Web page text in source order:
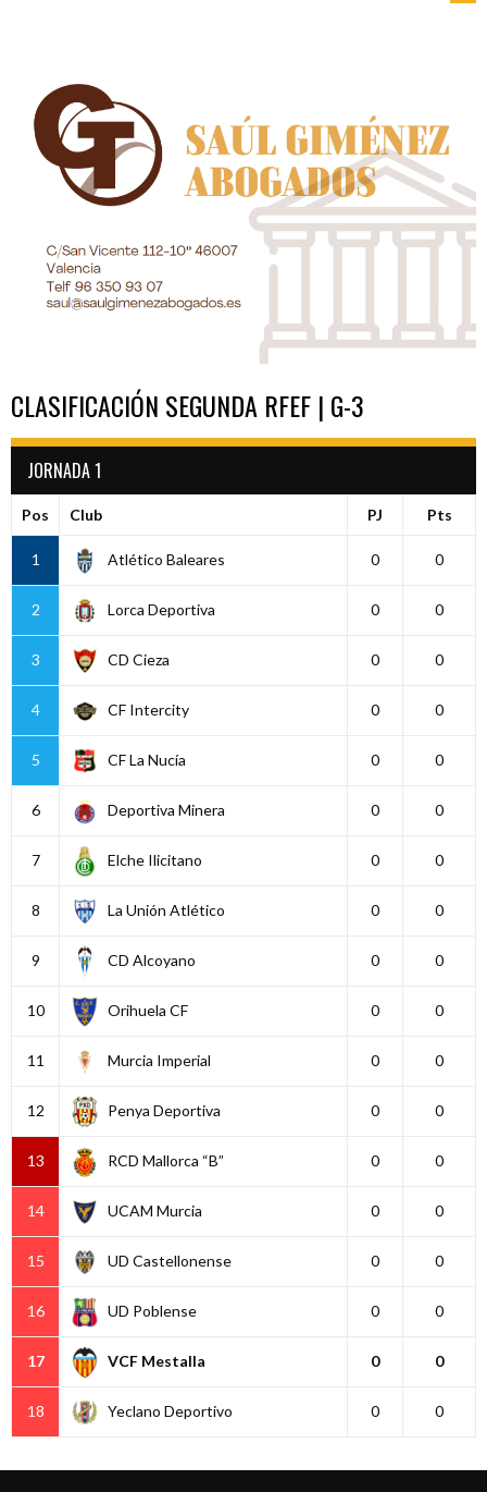
ENTRADAS
CLASIFICACIÓN SEGUNDA RFEF | G-3
JORNADA 1
Pos Club PJ Pts
1 Atlético Baleares 0 0
2 Lorca Deportiva 0 0
3 CD Cieza 0 0
4 CF Intercity 0 0
5 CF La Nucía 0 0
6 Deportiva Minera 0 0
7 Elche Ilicitano 0 0
8 La Unión Atlético 0 0
9 CD Alcoyano 0 0
10 Orihuela CF 0 0
11 Murcia Imperial 0 0
12 Penya Deportiva 0 0
13 RCD Mallorca “B” 0 0
14 UCAM Murcia 0 0
15 UD Castellonense 0 0
16 UD Poblense 0 0
17 VCF Mestalla 0 0
18 Yeclano Deportivo 0 0